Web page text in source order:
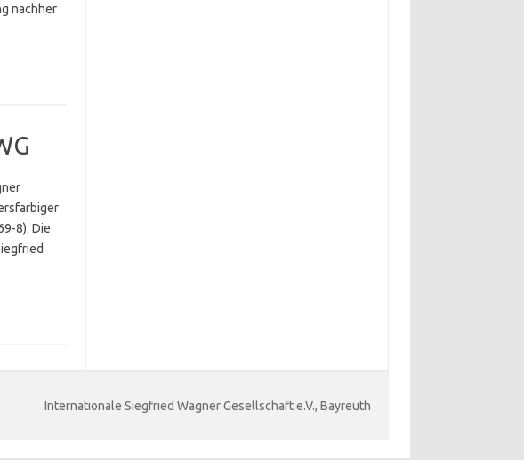
nachher
8). Die
Internationale Siegfried Wagner Gesellschaft e.V., Bayreuth